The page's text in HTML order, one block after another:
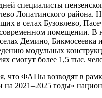
специалисты
Лопатинского района.
в селах Бузовлево,
помещении. В
Демино,
модульных
смогут более 1,5 тыс.
что ФАПы возводят в
на 2021–2025 годы»